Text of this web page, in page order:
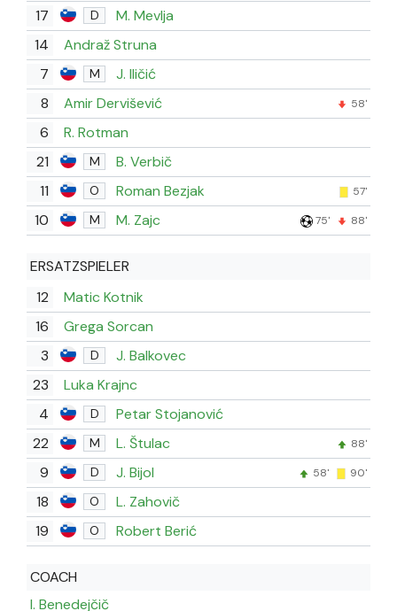
17
D
M. Mevlja
14
Andraž Struna
7
M
J. Iličić
8
Amir Dervišević 58'
6
R. Rotman
21
M
B. Verbič
11
O Roman Bezjak 57'
10 M M. Zajc 75' 88'
ERSATZSPIELER
12
Matic Kotnik
16
Grega Sorcan
3
D
J. Balkovec
23
Luka Krajnc
4
D
Petar Stojanović
22
M L. Štulac 88'
9 D J. Bijol 58' 90'
18 O
L. Zahovič
19
O Robert Berić
COACH
I. Benedejčič